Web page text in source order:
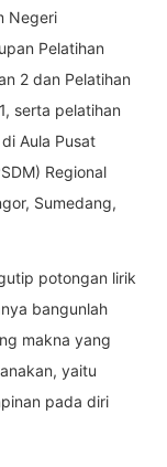
Negeri
Pelatihan
2 dan Pelatihan
serta pelatihan
Aula Pusat
Regional
Sumedang,
potongan lirik
bangunlah
makna yang
yaitu
pada diri